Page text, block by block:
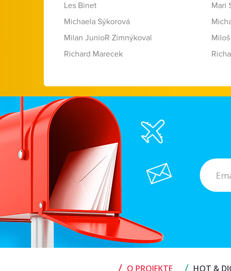
Les Binet
Mari
Michaela Sýkorová
Milan JunioR Zimnýkoval
Richard Marecek
/ O PROJEKTE / HOT &